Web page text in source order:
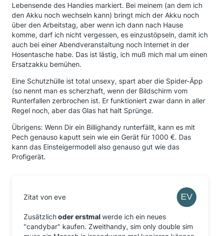
Lebensende des Handies markiert. Bei meinem (an dem ich
den Akku noch wechseln kann) bringt mich der Akku noch
über den Arbeitstag, aber wenn ich dann nach Hause
komme, darf ich nicht vergessen, es einzustöpseln, damit ich
auch bei einer Abendveranstaltung noch Internet in der
Hosentasche habe. Das ist lästig, ich muß mich mal um einen
Ersatzakku bemühen.
Eine Schutzhülle ist total unsexy, spart aber die Spider-Äpp
(so nennt man es scherzhaft, wenn der Bildschirm vom
Runterfallen zerbrochen ist. Er funktioniert zwar dann in aller
Regel noch, aber das Glas hat halt Sprünge.
Übrigens: Wenn Dir ein Billighandy runterfällt, kann es mit
Pech genauso kaputt sein wie ein Gerät für 1000 €. Das
kann das Einsteigermodell also genauso gut wie das
Profigerät.
Zitat von eve
Zusätzlichoder erstmal werde ich ein neues
"candybar" kaufen. Zweithandy, sim only double sim